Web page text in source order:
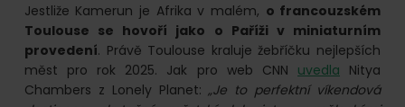
Jestliže Kamerun je Afrika v malém, o francouzském
Toulouse se hovoří jako o Paříži v miniaturním
provedení. Právě Toulouse kraluje žebříčku nejlepších
měst pro rok 2025. Jak pro web CNN uvedla Nitya
Chambers z Lonely Planet: „Je to perfektní víkendová